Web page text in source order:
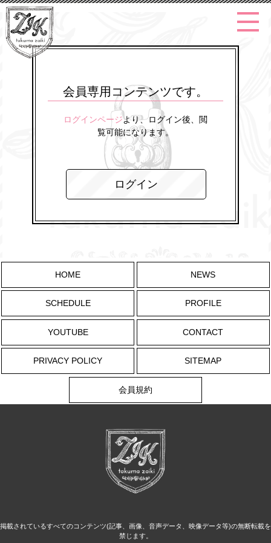
会員専用コンテンツです。
ログインページより、ログイン後、閲
覧可能になります。
ログイン
HOME NEWS
SCHEDULE PROFILE
YOUTUBE CONTACT
PRIVACY POLICY SITEMAP
会員規約
掲載されているすべてのコンテンツ(記事、画像、音声データ、映像データ等)の無断転載を
禁じます。